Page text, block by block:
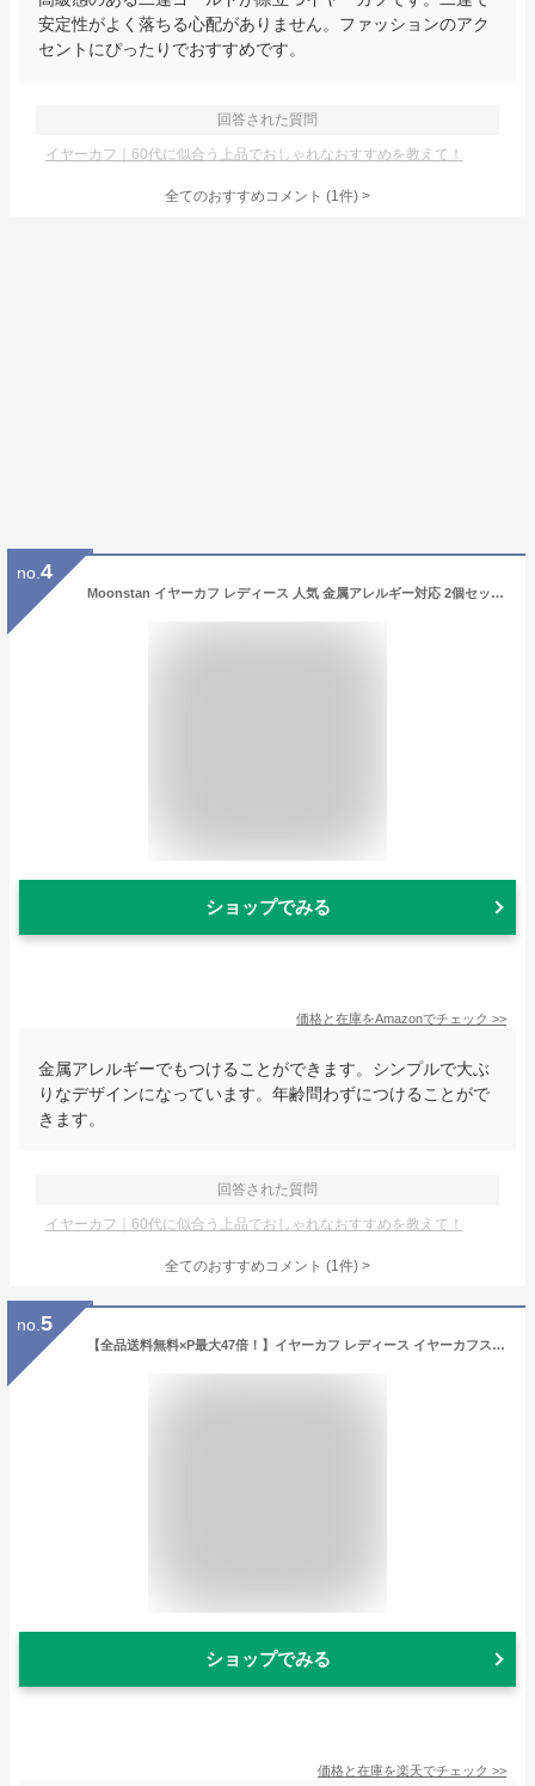
安定性がよく落ちる心配がありません。ファッションのアク
セントにぴったりでおすすめです。
回答された質問
イヤーカフ｜60代に似合う上品でおしゃれなおすすめを教えて！
全てのおすすめコメント (1件) >
no. 4
Moonstan イヤーカフ レディース 人気 金属アレルギー対応 2個セット ゴールド シルバー 大ぶり キラキラ かわいい (ゴールド)
ショップでみる
価格と在庫をAmazonでチェック >>
金属アレルギーでもつけることができます。シンプルで大ぶ
りなデザインになっています。年齢問わずにつけることがで
きます。
回答された質問
イヤーカフ｜60代に似合う上品でおしゃれなおすすめを教えて！
全てのおすすめコメント (1件) >
no. 5
【全品送料無料×P最大47倍！】イヤーカフ レディース イヤーカフス イヤカフ ウェアリング イヤリング 片耳用 パール サイズ 2連 二連 大人 上品 エレガント 華奢 シンプル フェミニン ゴールド シルバー
ショップでみる
価格と在庫を楽天でチェック >>